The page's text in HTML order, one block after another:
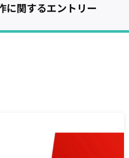
に関するエントリー